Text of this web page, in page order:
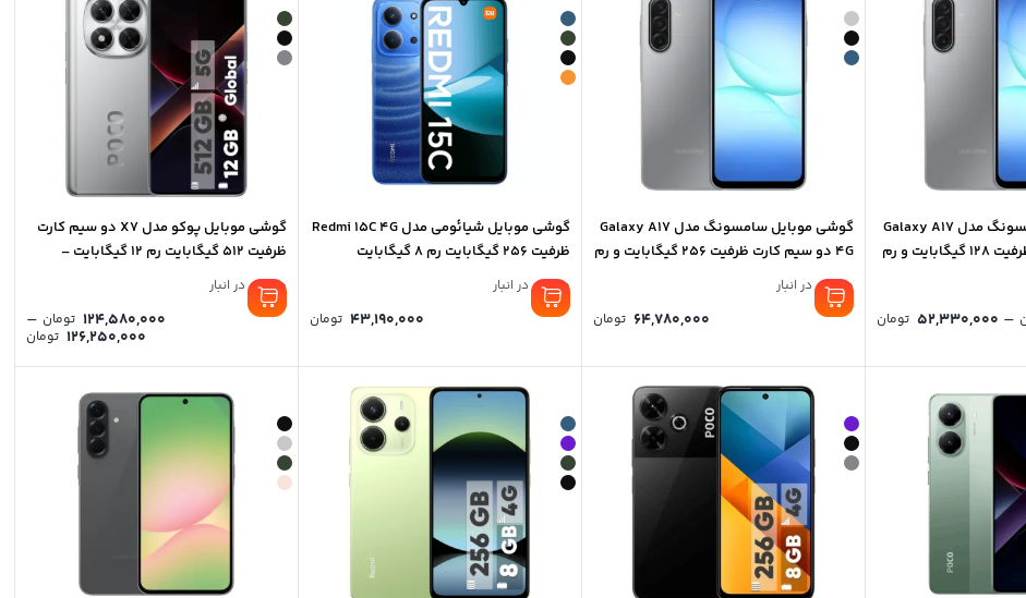
گوشی موبایل سامسونگ مدل Galaxy A17
4G دو سیم کارت ظرفیت 128 گیگابایت و رم
–
52,330,000 تومانPrice
through
52,330,000 تومان
گوشی موبایل سامسونگ مدل Galaxy A17
4G دو سیم کارت ظرفیت 256 گیگابایت و رم
8 گیگابایت – ویتنام
موجود در انبار
64,780,000 تومان
گوشی موبایل شیائومی مدل Redmi 15C 4G
ظرفیت 256 گیگابایت رم 8 گیگابایت
موجود در انبار
43,190,000 تومان
گوشی موبایل پوکو مدل X7 دو سیم کارت
ظرفیت 512 گیگابایت رم 12 گیگابایت –
گلوبال
موجود در انبار
124,580,000 تومان –
126,250,000 تومان